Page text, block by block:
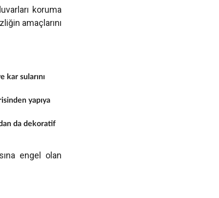
koruma
amaçlarını
kar sularını
yapıya
da dekoratif
engel olan